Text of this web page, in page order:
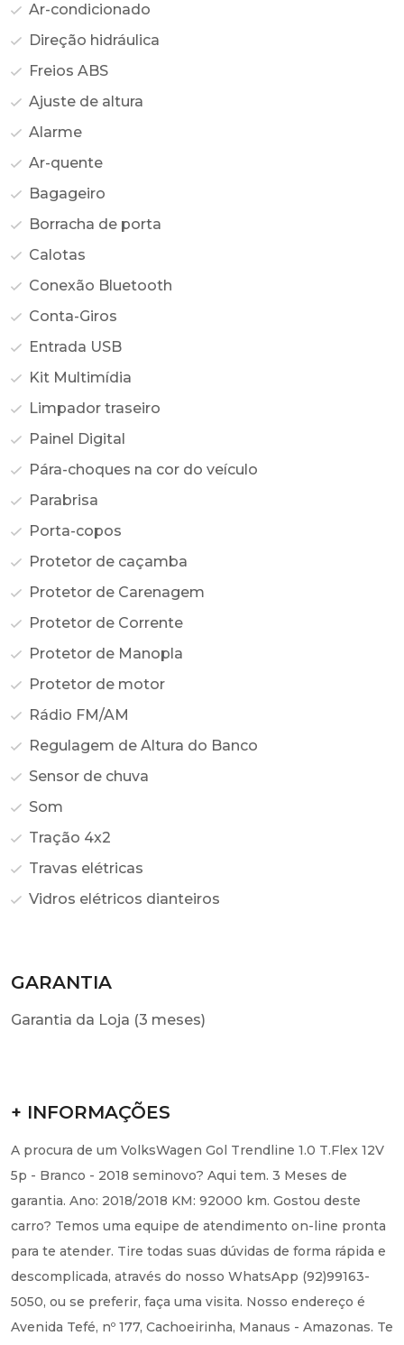
Ar-condicionado
Direção hidráulica
Freios ABS
Ajuste de altura
Alarme
Ar-quente
Bagageiro
Borracha de porta
Calotas
Conexão Bluetooth
Conta-Giros
Entrada USB
Kit Multimídia
Limpador traseiro
Painel Digital
Pára-choques na cor do veículo
Parabrisa
Porta-copos
Protetor de caçamba
Protetor de Carenagem
Protetor de Corrente
Protetor de Manopla
Protetor de motor
Rádio FM/AM
Regulagem de Altura do Banco
Sensor de chuva
Som
Tração 4x2
Travas elétricas
Vidros elétricos dianteiros
GARANTIA
Garantia da Loja (3 meses)
+ INFORMAÇÕES
A procura de um VolksWagen Gol Trendline 1.0 T.Flex 12V
5p - Branco - 2018 seminovo? Aqui tem. 3 Meses de
garantia. Ano: 2018/2018 KM: 92000 km. Gostou deste
carro? Temos uma equipe de atendimento on-line pronta
para te atender. Tire todas suas dúvidas de forma rápida e
descomplicada, através do nosso WhatsApp (92)99163-
5050, ou se preferir, faça uma visita. Nosso endereço é
Avenida Tefé, nº 177, Cachoeirinha, Manaus - Amazonas. Te